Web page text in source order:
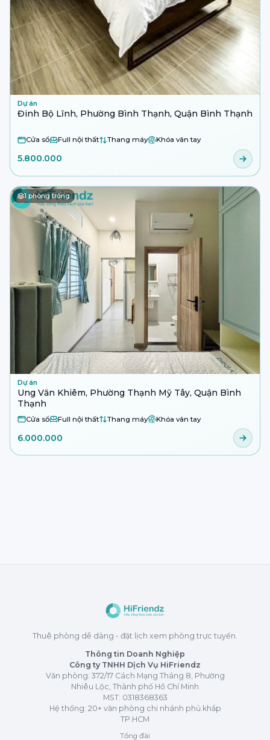
Dự án
Đinh Bộ Lĩnh, Phường Bình Thạnh, Quận Bình Thạnh
Cửa sổ Full nội thất Thang máy Khóa vân tay
5.800.000
1phòng trống
Dự án
Ung Văn Khiêm, Phường Thạnh Mỹ Tây, Quận Bình
Thạnh
Cửa sổ Full nội thất Thang máy Khóa vân tay
6.000.000
Thuê phòng dễ dàng - đặt lịch xem phòng trực tuyến.
Thông tin Doanh Nghiệp
Công ty TNHH Dịch Vụ HiFriendz
Văn phòng: 372/17 Cách Mạng Tháng 8, Phường
Nhiêu Lộc, Thành phố Hồ Chí Minh
MST: 0318368363
Hệ thống: 20+ văn phòng chi nhánh phủ khắp
TP.HCM
Tổng đài